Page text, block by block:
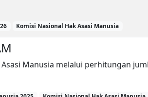
Komisi Nasional Hak Asasi Manusia
Manusia melalui perhitungan